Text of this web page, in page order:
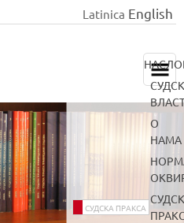
Latinica English
О
НАМА
СУДСКА ПРАКСА